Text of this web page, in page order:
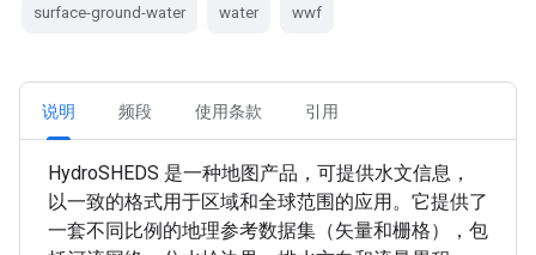
surface-ground-water water wwf
说明 频段 使用条款 引用
HydroSHEDS 是一种地图产品，可提供水文信息，
以一致的格式用于区域和全球范围的应用。它提供了
一套不同比例的地理参考数据集（矢量和栅格），包